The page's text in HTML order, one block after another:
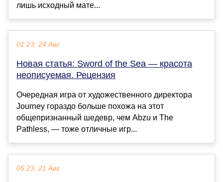
лишь исходный мате...
01:23, 24 Авг
Новая статья: Sword of the Sea — красота
неописуемая. Рецензия
Очередная игра от художественного директора
Journey гораздо больше похожа на этот
общепризнанный шедевр, чем Abzu и The
Pathless, — тоже отличные игр...
05:23, 21 Авг